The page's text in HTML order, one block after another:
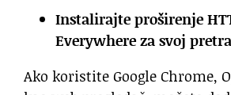
Instalirajte proširenje
Everywhere za svoj
Ako koristite Google Chrome,